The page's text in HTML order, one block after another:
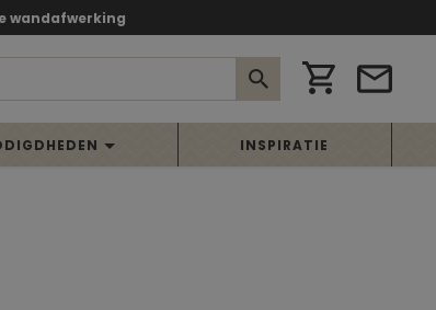
wandafwerking
INSPIRATIE